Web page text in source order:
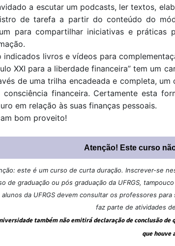
a escutar um podcasts, ler textos,
de tarefa a partir do conteúdo do
para compartilhar iniciativas e práticas
indicados livros e vídeos para
XXI para a liberdade financeira” tem um
de uma trilha encadeada e completa,
consciência financeira. Certamente esta
em relação às suas finanças pessoais.
bom proveito!
Atenção! Este curso
este é um curso de curta duração. Inscrever-se
de graduação ou pós graduação da UFRGS,
alunos da UFRGS devem consultar os professores
faz parte de atividades
também não emitirá declaração de conclusão
que houve